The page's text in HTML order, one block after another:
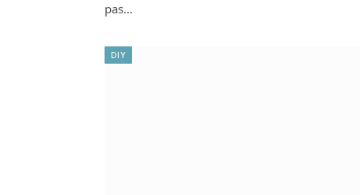
pas…
DIY